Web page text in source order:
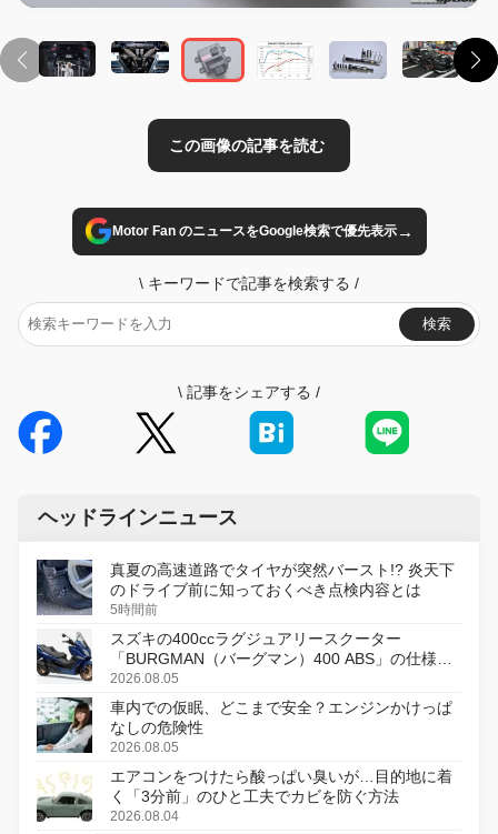
Motor Fan のニュースをGoogle検索で優先表示→
\ キーワードで記事を検索する /
検索
\ 記事をシェアする /
ヘッドラインニュース
真夏の高速道路でタイヤが突然バースト!? 炎天下
のドライブ前に知っておくべき点検内容とは
5時間前
スズキの400ccラグジュアリースクーター
「BURGMAN（バーグマン）400 ABS」の仕様を
変更し、8月18日に発売
2026.08.05
車内での仮眠、どこまで安全？エンジンかけっぱ
なしの危険性
2026.08.05
エアコンをつけたら酸っぱい臭いが…目的地に着
く「3分前」のひと工夫でカビを防ぐ方法
2026.08.04